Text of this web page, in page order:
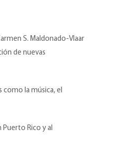
S. Maldonado-Vlaar
de nuevas
la música, el
Rico y al